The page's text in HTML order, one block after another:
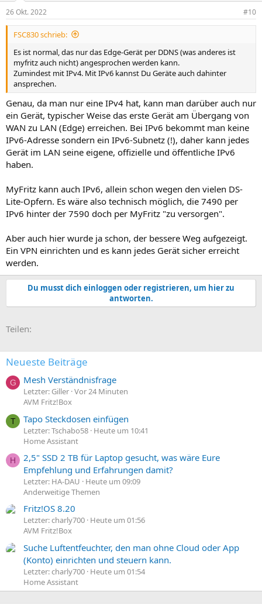
e
n
26 Okt. 2022 #10
FSC830 schrieb:
Es ist normal, das nur das Edge-Gerät per DDNS (was anderes ist
myfritz auch nicht) angesprochen werden kann.
Zumindest mit IPv4. Mit IPv6 kannst Du Geräte auch dahinter
ansprechen.
Genau, da man nur eine IPv4 hat, kann man darüber auch nur
ein Gerät, typischer Weise das erste Gerät am Übergang von
WAN zu LAN (Edge) erreichen. Bei IPv6 bekommt man keine
IPv6-Adresse sondern ein IPv6-Subnetz (!), daher kann jedes
Gerät im LAN seine eigene, offizielle und öffentliche IPv6
haben.
MyFritz kann auch IPv6, allein schon wegen den vielen DS-
Lite-Opfern. Es wäre also technisch möglich, die 7490 per
IPv6 hinter der 7590 doch per MyFritz "zu versorgen".
Aber auch hier wurde ja schon, der bessere Weg aufgezeigt.
Ein VPN einrichten und es kann jedes Gerät sicher erreicht
werden.
Du musst dich einloggen oder registrieren, um hier zu
antworten.
Teilen:
Neueste Beiträge
G Mesh Verständnisfrage
Letzter: Giller Vor 24 Minuten
AVM Fritz!Box
T Tapo Steckdosen einfügen
Letzter: Tschabo58 Heute um 10:41
Home Assistant
H
2,5" SSD 2 TB für Laptop gesucht, was wäre Eure
Empfehlung und Erfahrungen damit?
Letzter: HA-DAU
Heute um 09:09
Anderweitige Themen
Fritz!OS 8.20
Letzter: charly700 Heute um 01:56
AVM Fritz!Box
Suche Luftentfeuchter, den man ohne Cloud oder App
(Konto) einrichten und steuern kann.
Letzter: charly700 Heute um 01:54
Home Assistant